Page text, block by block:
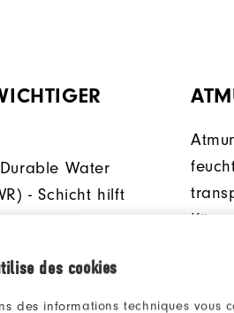
des cookies
des informations techniques vous
Water
- Schicht hilft